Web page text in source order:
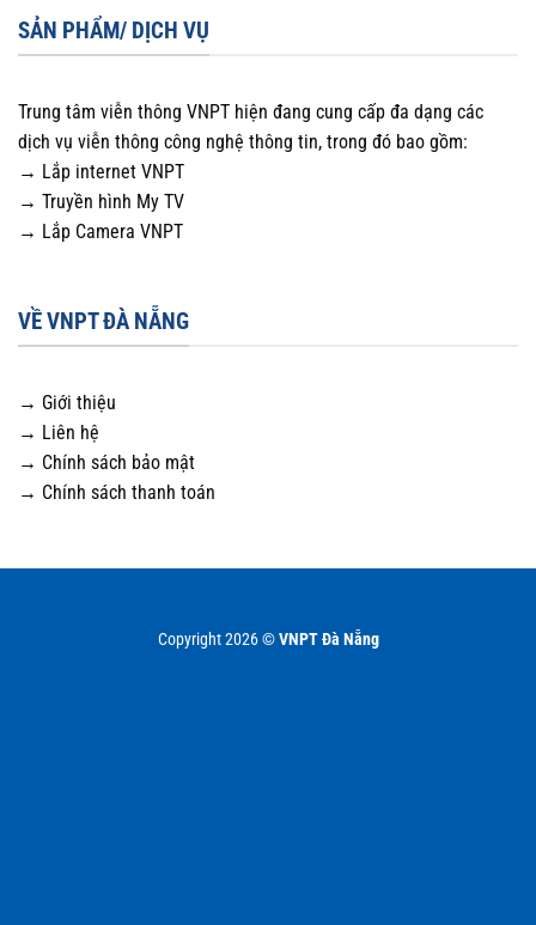
SẢN PHẨM/ DỊCH VỤ
Trung tâm viễn thông VNPT hiện đang cung cấp đa dạng các
dịch vụ viễn thông công nghệ thông tin, trong đó bao gồm:
→ Lắp internet VNPT
→ Truyền hình My TV
→ Lắp Camera VNPT
VỀ VNPT ĐÀ NẴNG
→ Giới thiệu
→ Liên hệ
→ Chính sách bảo mật
→ Chính sách thanh toán
Copyright 2026 ©VNPT Đà Nẵng